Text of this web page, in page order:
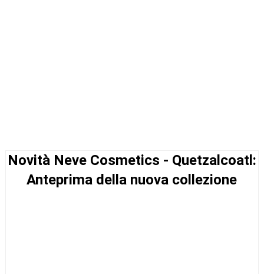
Novità Neve Cosmetics - Quetzalcoatl:
Anteprima della nuova collezione